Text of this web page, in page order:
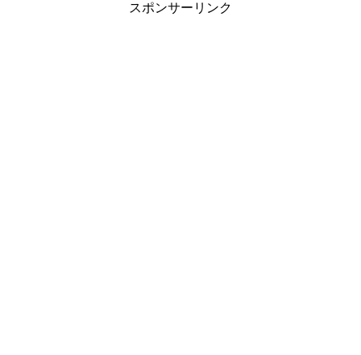
スポンサーリンク